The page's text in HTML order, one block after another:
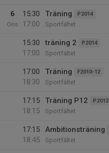
6
Ons
15:30
17:00
Träning P2014
Sportfältet
15:30
17:00
träning 2 P2014
Sportfältet
17:00
18:30
Träning F2010-12
Sportfältet
17:15
18:15
Träning P12 P2012
Sportfältet
17:15
18:45
Ambitionsträning
Sportfältet